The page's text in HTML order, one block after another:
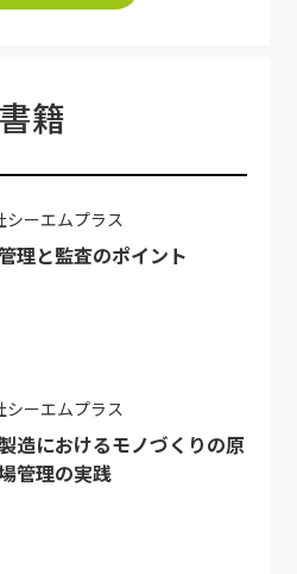
書籍
シーエムプラス
理と監査のポイント
シーエムプラス
造におけるモノづくりの原
管理の実践